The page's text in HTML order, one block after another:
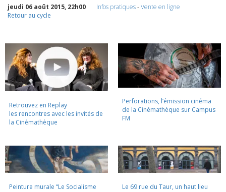
jeudi 06 août 2015, 22h00
Infos pratiques-Vente en ligne
Retour au cycle
Retrouvez en Replay
les rencontres avec les invités de
la Cinémathèque
Perforations, l’émission cinéma
de la Cinémathèque sur Campus
FM
Peinture murale “Le Socialisme
Le 69 rue du Taur, un haut lieu